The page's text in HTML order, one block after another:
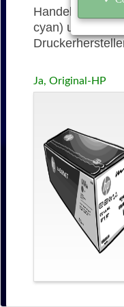
Handelt es sich
cyan) um eine
Ja, Original-HP